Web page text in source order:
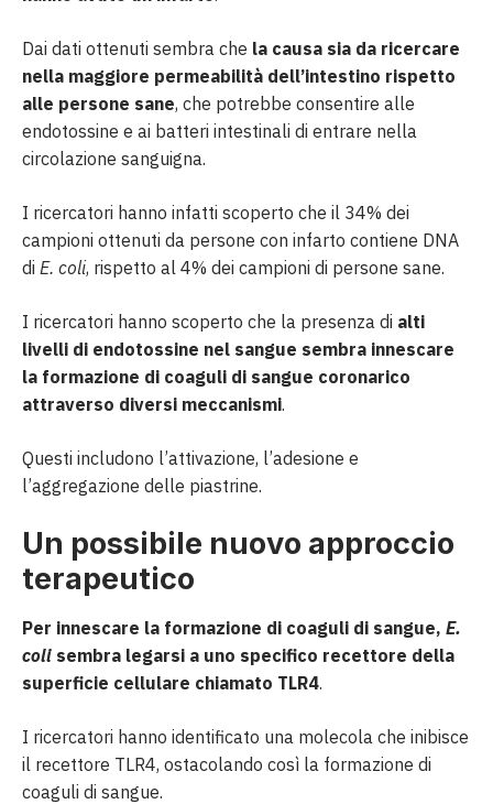
Dai dati ottenuti sembra che la causa sia da ricercare
nella maggiore permeabilità dell’intestino rispetto
alle persone sane, che potrebbe consentire alle
endotossine e ai batteri intestinali di entrare nella
circolazione sanguigna.
I ricercatori hanno infatti scoperto che il 34% dei
campioni ottenuti da persone con infarto contiene DNA
di E. coli, rispetto al 4% dei campioni di persone sane.
I ricercatori hanno scoperto che la presenza di alti
livelli di endotossine nel sangue sembra innescare
la formazione di coaguli di sangue coronarico
attraverso diversi meccanismi.
Questi includono l’attivazione, l’adesione e
l’aggregazione delle piastrine.
Un possibile nuovo approccio
terapeutico
Per innescare la formazione di coaguli di sangue, E.
coli sembra legarsi a uno specifico recettore della
superficie cellulare chiamato TLR4.
I ricercatori hanno identificato una molecola che inibisce
il recettore TLR4, ostacolando così la formazione di
coaguli di sangue.